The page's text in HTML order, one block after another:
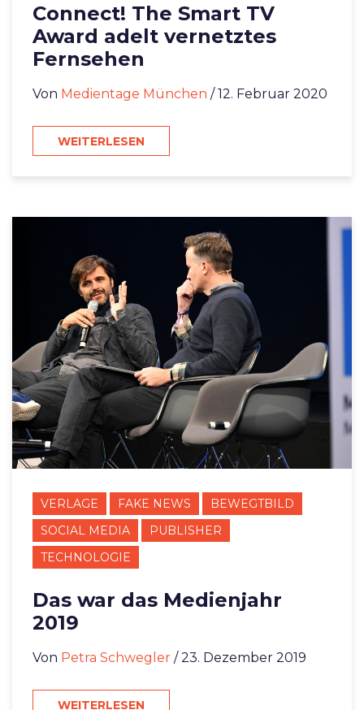
Connect! The Smart TV
Award adelt vernetztes
Fernsehen
Von Medientage München / 12. Februar 2020
WEITERLESEN
VERLAGE FAKE NEWS
BEWEGTBILD
SOCIAL MEDIA
PUBLISHER
TECHNOLOGIE
Das war das Medienjahr
2019
Von Petra Schwegler / 23. Dezember 2019
WEITERLESEN